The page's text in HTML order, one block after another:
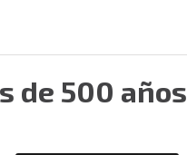
de 500 años